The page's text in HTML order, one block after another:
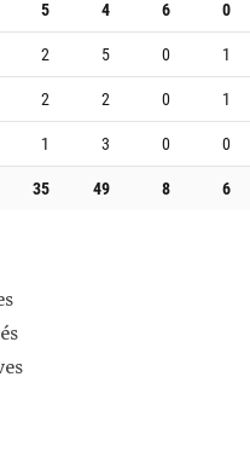
5 4 6
0
2 5 0
1
2 2 0
1
1 3 0
0
35 49 8 6